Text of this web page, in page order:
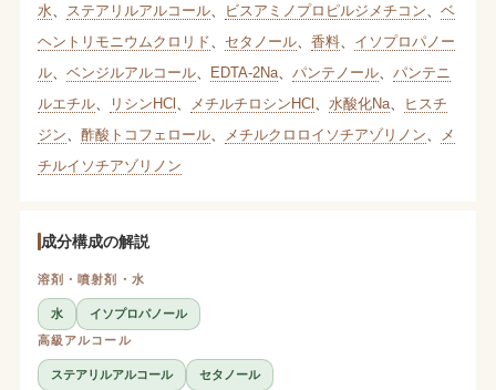
水 ステアリルアルコール、 ビスアミノプロピルジメチコン
ベ
ヘントリモニウムクロリド
セタノール、 香料、 イソプロパノー
ル、 ベンジルアルコール、 EDTA-2Na、 パンテノール、 パンテニ
ルエチル、 リシンHCl メチルチロシンHCl 水酸化Na、
ヒスチ
ジン
酢酸トコフェロール、 メチルクロロイソチアゾリノン
メ
チルイソチアゾリノン
成分構成の解説
溶剤・噴射剤・水
水
イソプロパノール
高級アルコール
ステアリルアルコール
セタノール